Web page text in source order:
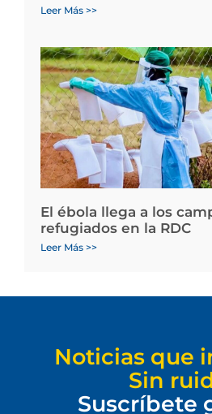
Leer Más >>
El ébola llega a los
refugiados en la RDC
Leer Más >>
Noticias que
Sin
Suscríbete